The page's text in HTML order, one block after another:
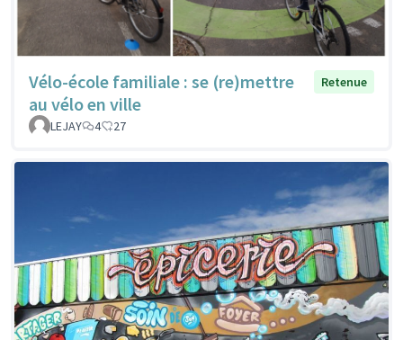
Vélo-école familiale : se (re)mettre
au vélo en ville
Retenue
LEJAY 4 27